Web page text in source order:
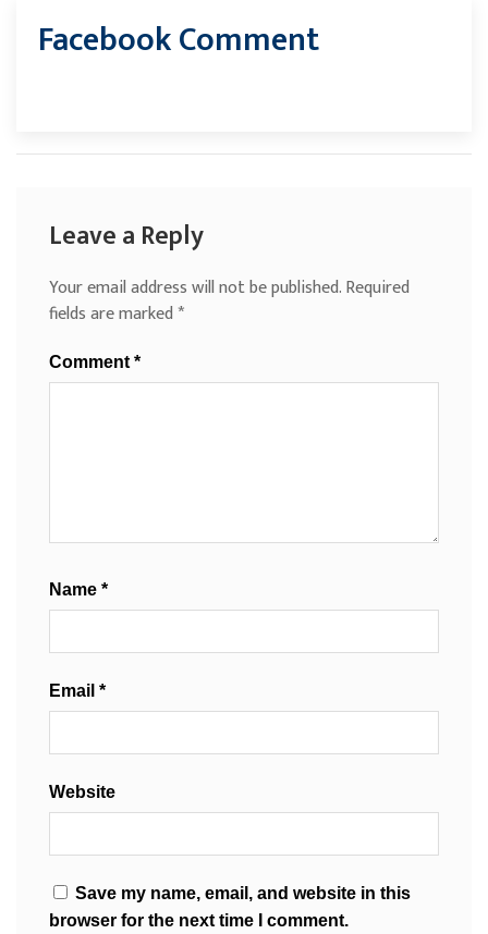
Facebook Comment
Leave a Reply
Your email address will not be published.Required
fields are marked*
Comment*
Name *
Email *
Website
Save my name, email, and website in this
browser for the next time I comment.